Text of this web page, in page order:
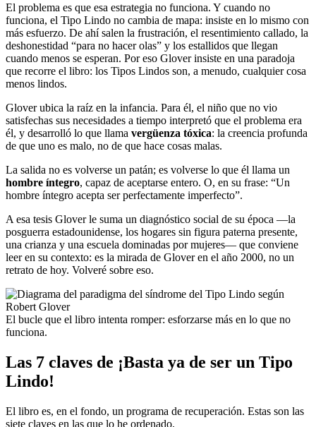
El problema es que esa estrategia no funciona. Y cuando no
funciona, el Tipo Lindo no cambia de mapa: insiste en lo mismo con
más esfuerzo. De ahí salen la frustración, el resentimiento callado, la
deshonestidad “para no hacer olas” y los estallidos que llegan
cuando menos se esperan. Por eso Glover insiste en una paradoja
que recorre el libro: los Tipos Lindos son, a menudo, cualquier cosa
menos lindos.
Glover ubica la raíz en la infancia. Para él, el niño que no vio
satisfechas sus necesidades a tiempo interpretó que el problema era
él, y desarrolló lo que llama vergüenza tóxica: la creencia profunda
de que uno es malo, no de que hace cosas malas.
La salida no es volverse un patán; es volverse lo que él llama un
hombre íntegro, capaz de aceptarse entero. O, en su frase: “Un
hombre íntegro acepta ser perfectamente imperfecto”.
A esa tesis Glover le suma un diagnóstico social de su época —la
posguerra estadounidense, los hogares sin figura paterna presente,
una crianza y una escuela dominadas por mujeres— que conviene
leer en su contexto: es la mirada de Glover en el año 2000, no un
retrato de hoy. Volveré sobre eso.
El bucle que el libro intenta romper: esforzarse más en lo que no
funciona.
Las 7 claves de ¡Basta ya de ser un Tipo
Lindo!
El libro es, en el fondo, un programa de recuperación. Estas son las
siete claves en las que lo he ordenado.